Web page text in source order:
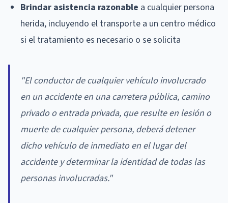
Brindar asistencia razonable a cualquier persona
herida, incluyendo el transporte a un centro médico
si el tratamiento es necesario o se solicita
"El conductor de cualquier vehículo involucrado
en un accidente en una carretera pública, camino
privado o entrada privada, que resulte en lesión o
muerte de cualquier persona, deberá detener
dicho vehículo de inmediato en el lugar del
accidente y determinar la identidad de todas las
personas involucradas."